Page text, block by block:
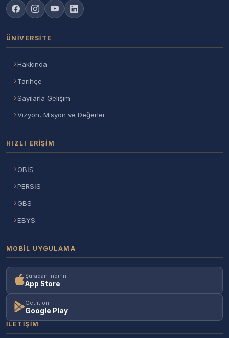
ÜNIVERSITE
Hakkında
Tarihçe
Sayılarla Gelişim
Vizyon, Misyon ve Değerler
HIZLI ERIŞIM
OBİS
PERSİS
GBS
EBYS
MOBIL UYGULAMA
Şuradan indirin
App Store
Get it on
Google Play
İLETIŞIM